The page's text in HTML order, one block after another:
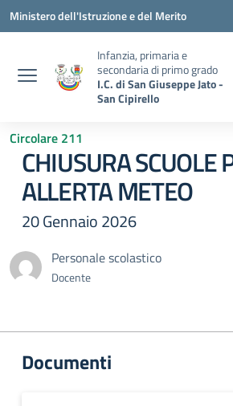
Vai ai contenuti
Vai al menu di navigazione
Vai al footer
Ministero dell'Istruzione e del Merito
Infanzia, primaria e
secondaria di primo grado
I.C. di San Giuseppe Jato -
San Cipirello
Circolare 211
CHIUSURA SCUOLE
ALLERTA METEO
20 Gennaio 2026
Personale scolastico
Docente
Documenti